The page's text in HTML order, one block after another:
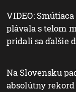
VIDEO:
plávala s telom
pridali sa ďalšie
Na Slovensku
absolútny